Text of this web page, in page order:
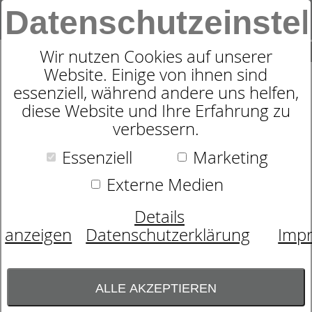
Wir nutzen Cookies auf unserer
Website. Einige von ihnen sind
essenziell, während andere uns helfen,
diese Website und Ihre Erfahrung zu
verbessern.
Essenziell
Marketing
Externe Medien
Details
anzeigen
Datenschutzerklärung
ALLE AKZEPTIEREN
SUCHE
0
Produkte Schlafen Zudecken Garanta 7 Produkte
GARANTA STEPPDECKEN
UND KISSEN - DIE
KLIMAMANAGER BEI
BETTEN HÖHER
Die GARANTA-Steppdeckenfabrik Christian
Bayer aus Hof in Bayern wurde 1927
Unternehmen in der 3.Generation.
Die schlanke Unternehmensstruktur von